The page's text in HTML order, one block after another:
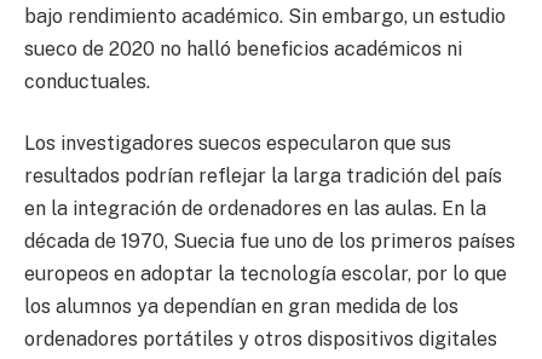
bajo rendimiento académico. Sin embargo, un estudio
sueco de 2020 no halló beneficios académicos ni
conductuales.
Los investigadores suecos especularon que sus
resultados podrían reflejar la larga tradición del país
en la integración de ordenadores en las aulas. En la
década de 1970, Suecia fue uno de los primeros países
europeos en adoptar la tecnología escolar, por lo que
los alumnos ya dependían en gran medida de los
ordenadores portátiles y otros dispositivos digitales